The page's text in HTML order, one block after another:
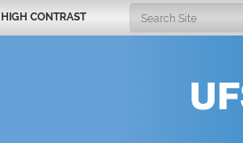
HIGH CONTRAST